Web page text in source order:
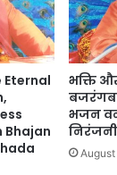
Eternal
Bhajan
भक्ति
भजन वन
निरंजनी